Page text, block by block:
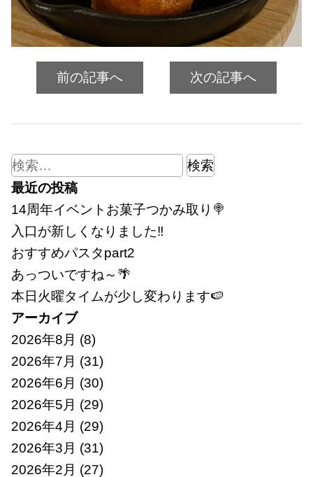
前の記事へ 次の記事へ
検
索:
最近の投稿
14周年イベントお菓子つかみ取り🍭
入口が新しくなりました‼
おすすめパスタpart2
あっついですね～🌴
本日火曜タイムが少し変わります🍉
アーカイブ
2026年8月 (8)
2026年7月 (31)
2026年6月 (30)
2026年5月 (29)
2026年4月 (29)
2026年3月 (31)
2026年2月 (27)